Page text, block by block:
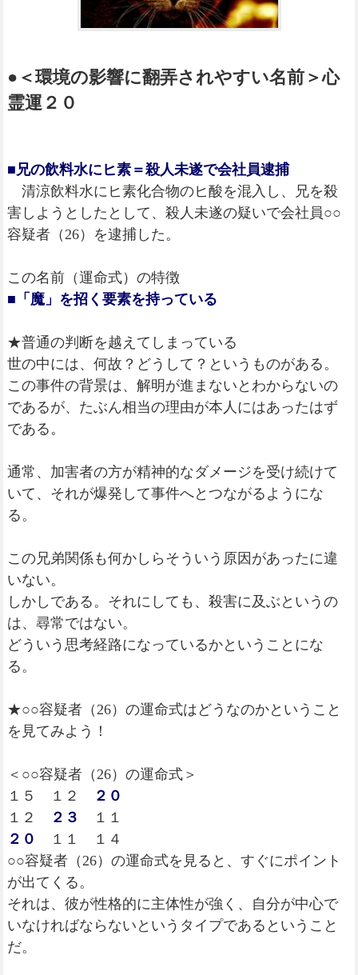
●＜環境の影響に翻弄されやすい名前＞心
霊運２０
■兄の飲料水にヒ素＝殺人未遂で会社員逮捕
清涼飲料水にヒ素化合物のヒ酸を混入し、兄を殺
害しようとしたとして、殺人未遂の疑いで会社員○○
容疑者（26）を逮捕した。
この名前（運命式）の特徴
■「魔」を招く要素を持っている
★普通の判断を越えてしまっている
世の中には、何故？どうして？というものがある。
この事件の背景は、解明が進まないとわからないの
であるが、たぶん相当の理由が本人にはあったはず
である。
通常、加害者の方が精神的なダメージを受け続けて
いて、それが爆発して事件へとつながるようにな
る。
この兄弟関係も何かしらそういう原因があったに違
いない。
しかしである。それにしても、殺害に及ぶというの
は、尋常ではない。
どういう思考経路になっているかということにな
る。
★○○容疑者（26）の運命式はどうなのかということ
を見てみよう！
＜○○容疑者（26）の運命式＞
１５ １２
２０
１２
２３
１１
２０
１１ １４
○○容疑者（26）の運命式を見ると、すぐにポイント
が出てくる。
それは、彼が性格的に主体性が強く、自分が中心で
いなければならないというタイプであるということ
だ。